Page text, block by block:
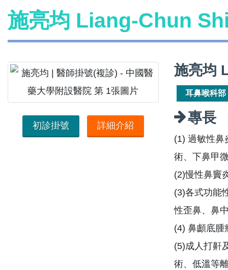
施亮均 Liang-Chun
初診掛號 詳細介紹
施亮均
耳鼻喉科部
專長
(1) 過敏性鼻
術、下鼻甲
(2)慢性鼻竇
(3)各式功能
性歪鼻、鼻
(4) 鼻顱底腫
(5)成人打鼾
術、低溫等